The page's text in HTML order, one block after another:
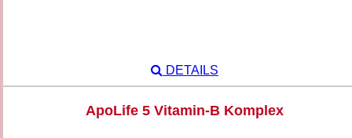
DETAILS
ApoLife 5 Vitamin-B Komplex